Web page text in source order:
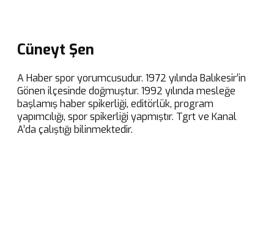
Cüneyt Şen
A Haber spor yorumcusudur. 1972 yılında Balıkesir’in
Gönen ilçesinde doğmuştur. 1992 yılında mesleğe
başlamış haber spikerliği, editörlük, program
yapımcılığı, spor spikerliği yapmıştır. Tgrt ve Kanal
A’da çalıştığı bilinmektedir.